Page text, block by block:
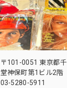
〒101-0051 東京都
堂神保町第1ビル2階
03-5280-5911